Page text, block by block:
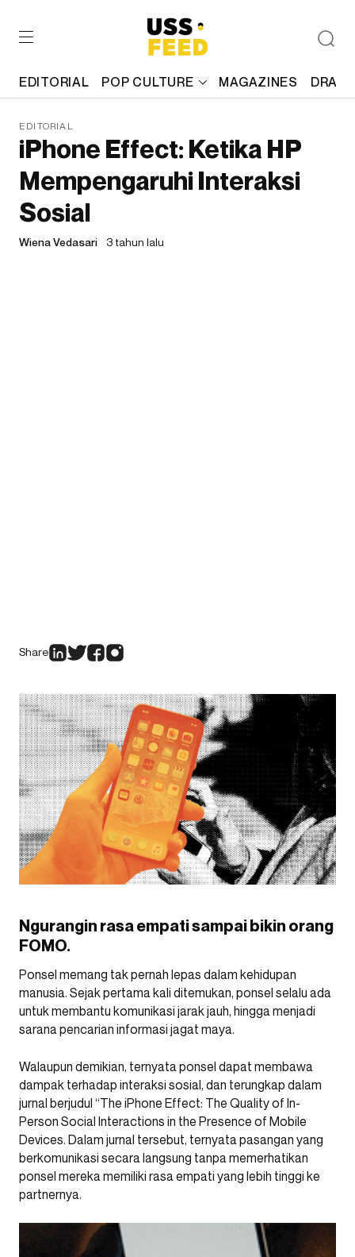
EDITORIAL POP CULTURE MAGAZINES
EDITORIAL
iPhone Effect: Ketika HP
Mempengaruhi Interaksi
Sosial
Wiena Vedasari 3 tahun lalu
Share
Ngurangin rasa empati sampai bikin orang
FOMO.
Ponsel memang tak pernah lepas dalam kehidupan
manusia. Sejak pertama kali ditemukan, ponsel selalu ada
untuk membantu komunikasi jarak jauh, hingga menjadi
sarana pencarian informasi jagat maya.
Walaupun demikian, ternyata ponsel dapat membawa
dampak terhadap interaksi sosial, dan terungkap dalam
jurnal berjudul “The iPhone Effect: The Quality of In-
Person Social Interactions in the Presence of Mobile
Devices. Dalam jurnal tersebut, ternyata pasangan yang
berkomunikasi secara langsung tanpa memerhatikan
ponsel mereka memiliki rasa empati yang lebih tinggi ke
partnernya.